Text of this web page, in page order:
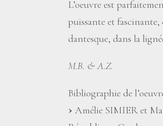
L’oeuvre est
puissante et
dantesque, dans la
M.B. & A.Z.
Bibliographie de
Amélie SIMIER et